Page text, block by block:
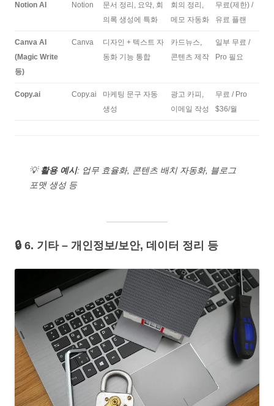
Notion AI Notion
문서 정리, 요약, 회
의록 생성에 특화
회의 정리,
메모 자동화
무료(제한) /
유료 플랜
Canva AI
(Magic Write
등)
Canva
디자인 + 텍스트 자
동화 기능 통합
카드뉴스,
콘텐츠 제작
일부 무료 /
Pro 필요
Copy.ai Copy.ai
마케팅 문구 자동
생성
광고 카피,
이메일 작성
무료 / Pro
$36/월
💡 활용 예시: 업무 효율화, 콘텐츠 배치 자동화, 블로그
포맷 생성 등
🔒 6. 기타 – 개인정보/보안, 데이터 정리 등